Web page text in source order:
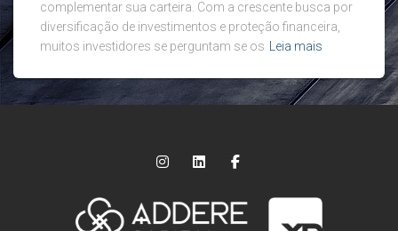
complementar sua carteira. Com a crescente busca por
diversificação de investimentos e proteção financeira,
muitos investidores se perguntam se os
Leia mais